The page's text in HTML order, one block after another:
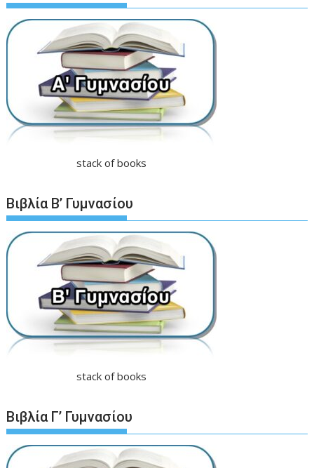
stack of books
Βιβλία Β’ Γυμνασίου
stack of books
Βιβλία Γ’ Γυμνασίου